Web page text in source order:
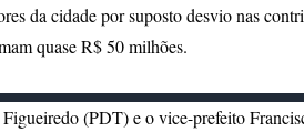
da cidade por suposto desvio nas
quase R$ 50 milhões.
(PDT) e o vice-prefeito